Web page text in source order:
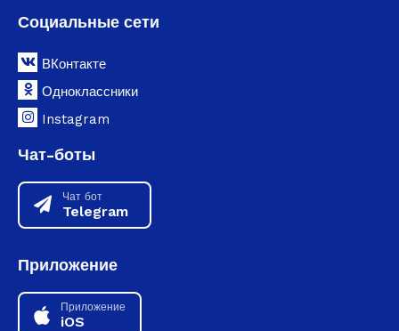
Социальные сети
ВКонтакте
Одноклассники
Instagram
Чат-боты
Чат бот
Telegram
Приложение
Приложение
iOS